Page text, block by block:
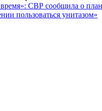
СВР сообщила о
пользоваться унитазом»